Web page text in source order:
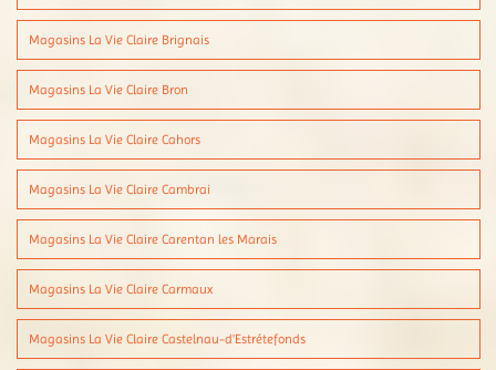
Magasins La Vie Claire Brignais
Magasins La Vie Claire Bron
Magasins La Vie Claire Cahors
Magasins La Vie Claire Cambrai
Magasins La Vie Claire Carentan les Marais
Magasins La Vie Claire Carmaux
Magasins La Vie Claire Castelnau-d'Estrétefonds